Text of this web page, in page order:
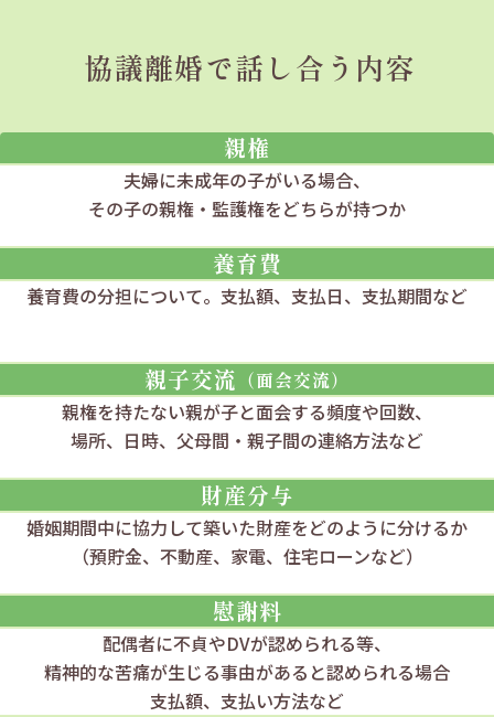
協議離婚で話し合う内容
親権
夫婦に未成年の子がいる場合、
その子の親権・監護権をどちらが持つか
養育費
養育費の分担について。 支払額、支払日、支払期間など
親子交流 （面会交流）
親権を持たない親が子と面会する頻度や回数、
場所、日時、父母間・親子間の連絡方法など
財産分与
婚姻期間中に協力して築いた財産をどのように分けるか
（預貯金、不動産、家電、住宅ローンなど）
慰謝料
配偶者に不貞やDVが認められる等、
精神的な苦痛が生じる事由があると認められる場合
支払額、支払い方法など